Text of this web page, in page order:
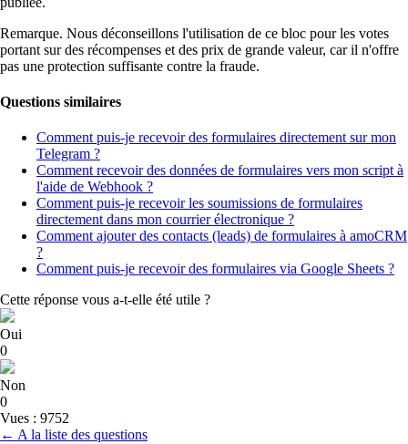
Remarque. Nous déconseillons l'utilisation de ce bloc pour les votes
portant sur des récompenses et des prix de grande valeur, car il n'offre
pas une protection suffisante contre la fraude.
Questions similaires
Comment puis-je recevoir des formulaires directement sur mon
Telegram ?
Comment recevoir des données de formulaires vers mon script à
l'aide de Webhook ?
Comment puis-je recevoir les soumissions de formulaires
directement dans mon courrier électronique ?
Comment ajouter des contacts (leads) de formulaires à amoCRM
?
Comment puis-je recevoir des formulaires via Google Sheets ?
Cette réponse vous a-t-elle été utile ?
Oui
0
Non
0
Vues : 9752
← A la liste des questions